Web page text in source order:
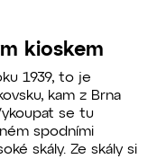
kioskem
1939, to je
kam z Brna
se tu
spodními
skály. Ze skály si